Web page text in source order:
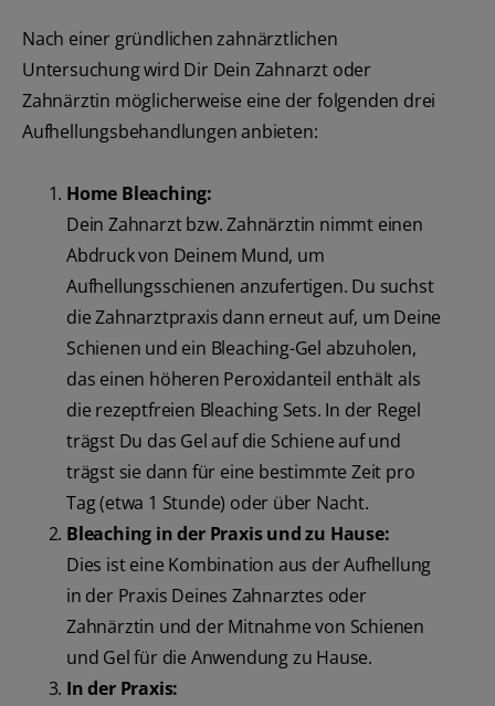
Nach einer gründlichen zahnärztlichen
Untersuchung wird Dir Dein Zahnarzt oder
Zahnärztin möglicherweise eine der folgenden drei
Aufhellungsbehandlungen anbieten:
Home Bleaching:
Dein Zahnarzt bzw. Zahnärztin nimmt einen
Abdruck von Deinem Mund, um
Aufhellungsschienen anzufertigen. Du suchst
die Zahnarztpraxis dann erneut auf, um Deine
Schienen und ein Bleaching-Gel abzuholen,
das einen höheren Peroxidanteil enthält als
die rezeptfreien Bleaching Sets. In der Regel
trägst Du das Gel auf die Schiene auf und
trägst sie dann für eine bestimmte Zeit pro
Tag (etwa 1 Stunde) oder über Nacht.
Bleaching in der Praxis und zu Hause:
Dies ist eine Kombination aus der Aufhellung
in der Praxis Deines Zahnarztes oder
Zahnärztin und der Mitnahme von Schienen
und Gel für die Anwendung zu Hause.
In der Praxis: